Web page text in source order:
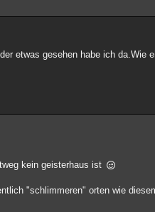
etwas gesehen habe ich da.Wie
kein geisterhaus ist
"schlimmeren" orten wie